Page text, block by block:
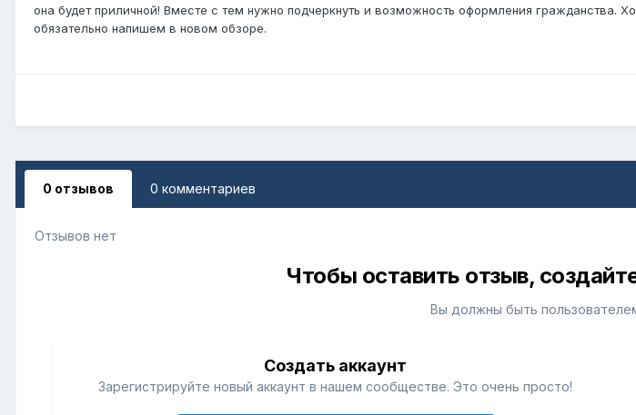
она будет приличной! Вместе с тем нужно подчеркнуть и возможность оформления гражданства.
обязательно напишем в новом обзоре.
0 отзывов 0 комментариев
Отзывов нет
Чтобы оставить отзыв,
Вы должны быть
Создать аккаунт
Зарегистрируйте новый аккаунт в нашем сообществе. Это очень просто!